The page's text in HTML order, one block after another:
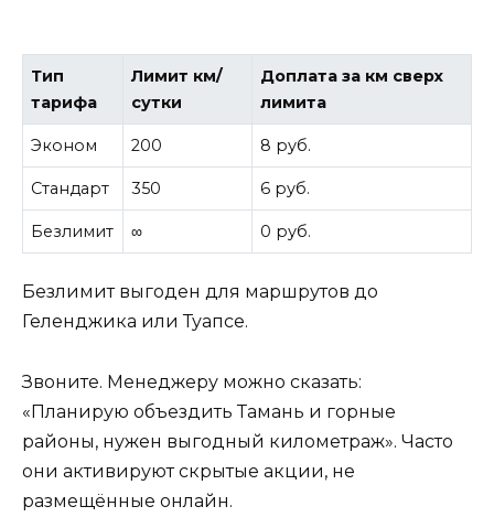
Тип
тарифа
Лимит км/
сутки
Доплата за км сверх
лимита
Эконом 200 8 руб.
Стандарт 350 6 руб.
Безлимит ∞ 0 руб.
Безлимит выгоден для маршрутов до
Геленджика или Туапсе.
Звоните. Менеджеру можно сказать:
«Планирую объездить Тамань и горные
районы, нужен выгодный километраж». Часто
они активируют скрытые акции, не
размещённые онлайн.